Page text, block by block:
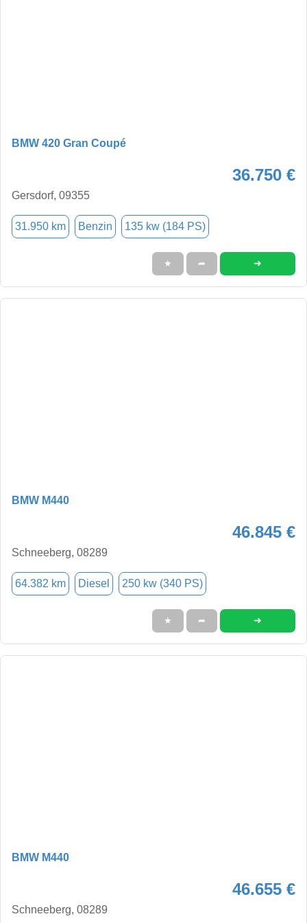
BMW 420 Gran Coupé
36.750 €
Gersdorf, 09355
31.950 km Benzin 135 kw (184 PS)
★ ➦ ➜
BMW M440
46.845 €
Schneeberg, 08289
64.382 km Diesel 250 kw (340 PS)
★ ➦ ➜
BMW M440
46.655 €
Schneeberg, 08289